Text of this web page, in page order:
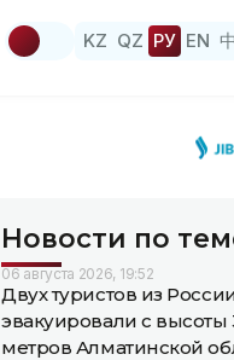
KZ QZ РУ EN
Новости по
06 августа 2026, 19:52
Двух туристов из
эвакуировали с высоты
метров Алматинской